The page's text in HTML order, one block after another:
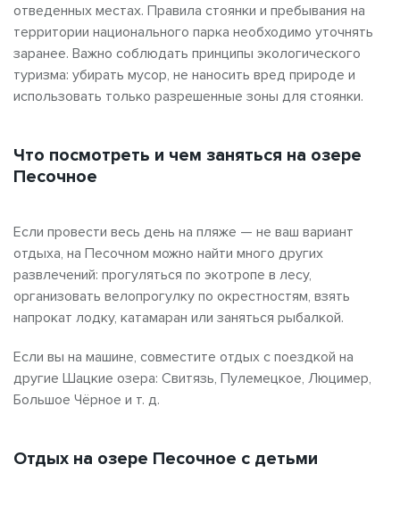
отведенных местах. Правила стоянки и пребывания на
территории национального парка необходимо уточнять
заранее. Важно соблюдать принципы экологического
туризма: убирать мусор, не наносить вред природе и
использовать только разрешенные зоны для стоянки.
Что посмотреть и чем заняться на озере
Песочное
Если провести весь день на пляже — не ваш вариант
отдыха, на Песочном можно найти много других
развлечений: прогуляться по экотропе в лесу,
организовать велопрогулку по окрестностям, взять
напрокат лодку, катамаран или заняться рыбалкой.
Если вы на машине, совместите отдых с поездкой на
другие Шацкие озера: Свитязь, Пулемецкое, Люцимер,
Большое Чёрное и т. д.
Отдых на озере Песочное с детьми